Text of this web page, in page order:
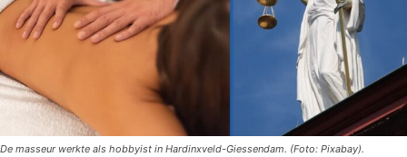
De masseur werkte als hobbyist in Hardinxveld-Giessendam. (Foto: Pixabay).